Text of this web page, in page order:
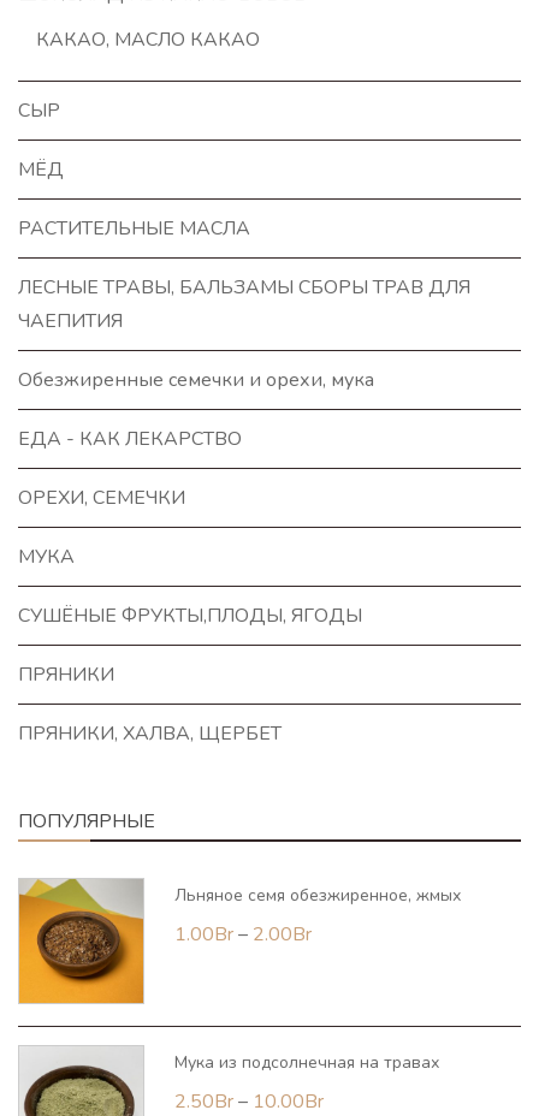
КАКАО, МАСЛО КАКАО
СЫР
МЁД
РАСТИТЕЛЬНЫЕ МАСЛА
ЛЕСНЫЕ ТРАВЫ, БАЛЬЗАМЫ СБОРЫ ТРАВ ДЛЯ
ЧАЕПИТИЯ
Обезжиренные семечки и орехи, мука
ЕДА - КАК ЛЕКАРСТВО
ОРЕХИ, СЕМЕЧКИ
МУКА
СУШЁНЫЕ ФРУКТЫ,ПЛОДЫ, ЯГОДЫ
ПРЯНИКИ
ПРЯНИКИ, ХАЛВА, ЩЕРБЕТ
ПОПУЛЯРНЫЕ
Льняное семя обезжиренное, жмых
1.00Br – 2.00BrДиапазон
–
2.00Br
Мука из подсолнечная на травах
2.50Br – 10.00BrДиапазон